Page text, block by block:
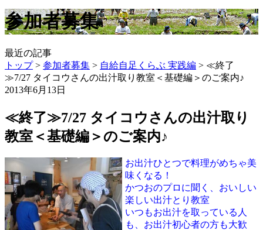
参加者募集
最近の記事
トップ> 参加者募集 > 自給自足くらぶ 実践編 > ≪終了
≫7/27 タイコウさんの出汁取り教室＜基礎編＞のご案内♪
2013年6月13日
≪終了≫7/27 タイコウさんの出汁取り
教室＜基礎編＞のご案内♪
お出汁ひとつで料理がめちゃ美
味くなる！
かつおのプロに聞く、おいしい
楽しい出汁とり教室
いつもお出汁を取っている人
も、お出汁初心者の方も大歓